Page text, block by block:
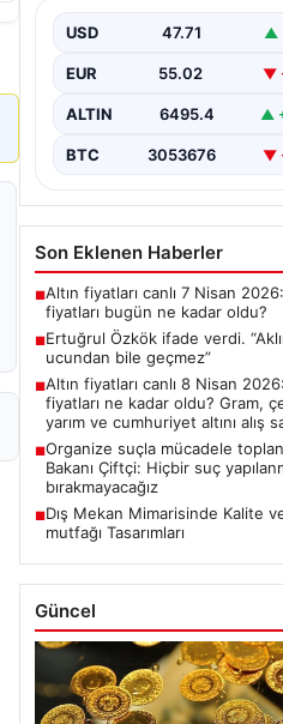
USD 47.71 ▲
EUR 55.02 ▼
ALTIN 6495.4 ▲
BTC 3053676 ▼
Son Eklenen Haberler
■Altın fiyatları canlı 7 Nisan
fiyatları bugün ne kadar oldu?
■Ertuğrul Özkök ifade verdi.
ucundan bile geçmez”
■Altın fiyatları canlı 8 Nisan
fiyatları ne kadar oldu? Gram,
yarım ve cumhuriyet altını alış
■Organize suçla mücadele
Bakanı Çiftçi: Hiçbir suç
bırakmayacağız
■Dış Mekan Mimarisinde Kalite
mutfağı Tasarımları
Güncel